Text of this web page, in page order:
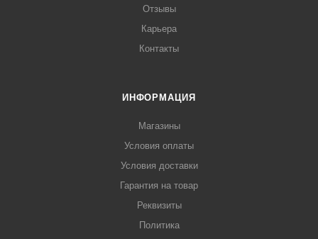
Отзывы
Карьера
Контакты
ИНФОРМАЦИЯ
Магазины
Условия оплаты
Условия доставки
Гарантия на товар
Реквизиты
Политика